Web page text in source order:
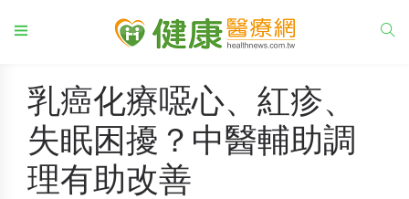
乳癌化療噁心、紅疹、
失眠困擾？中醫輔助調
理有助改善